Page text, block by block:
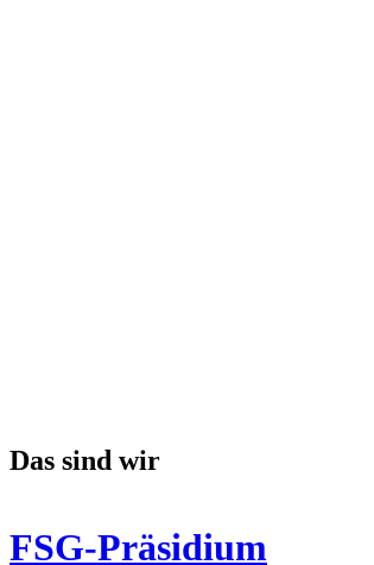
Das sind wir
FSG-Präsidium